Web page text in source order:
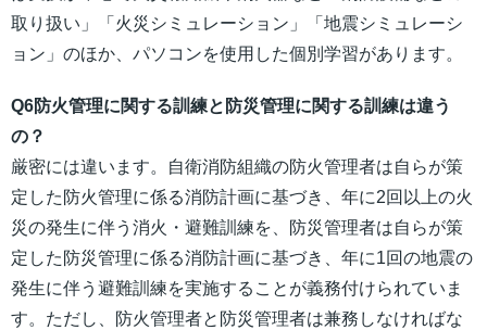
取り扱い」「火災シミュレーション」「地震シミュレーシ
ョン」のほか、パソコンを使用した個別学習があります。
Q6防火管理に関する訓練と防災管理に関する訓練は違う
の？
厳密には違います。自衛消防組織の防火管理者は自らが策
定した防火管理に係る消防計画に基づき、年に2回以上の火
災の発生に伴う消火・避難訓練を、防災管理者は自らが策
定した防災管理に係る消防計画に基づき、年に1回の地震の
発生に伴う避難訓練を実施することが義務付けられていま
す。ただし、防火管理者と防災管理者は兼務しなければな